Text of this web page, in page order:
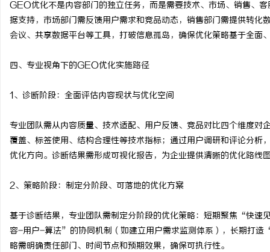
GEO优化不是内容部门的独立任务，而是需要技术、市场、销售、
据支持，市场部门需反馈用户需求和竞品动态，销售部门需提供转
会议、共享数据平台等工具，打破信息孤岛，确保优化策略基于全面
四、专业视角下的GEO优化实施路径
1、诊断阶段：全面评估内容现状与优化空间
专业团队需从内容质量、技术适配、用户反馈、竞品对比四个维度
覆盖、标签使用、结构合理性等技术指标；通过用户调研和评论分
优化方向。诊断结果需形成可视化报告，为企业提供清晰的优化路线
2、策略阶段：制定分阶段、可落地的优化方案
基于诊断结果，专业团队需制定分阶段的优化策略：短期聚焦“快
容-用户-算法”的协同机制（如建立用户需求监测体系），长期打
略需明确责任部门、时间节点和预期效果，确保可执行性。